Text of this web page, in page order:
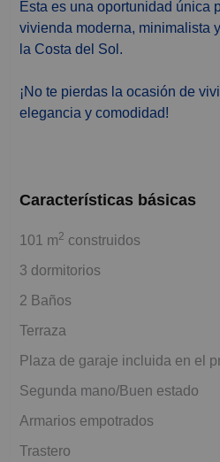
Esta es una oportunidad única
vivienda moderna, minimalista
la Costa del Sol.
¡No te pierdas la ocasión de
elegancia y comodidad!
Características básicas
101 m2 construidos
3 dormitorios
2 Baños
Terraza
Plaza de garaje incluida en el
Segunda mano/Buen estado
Armarios empotrados
Trastero